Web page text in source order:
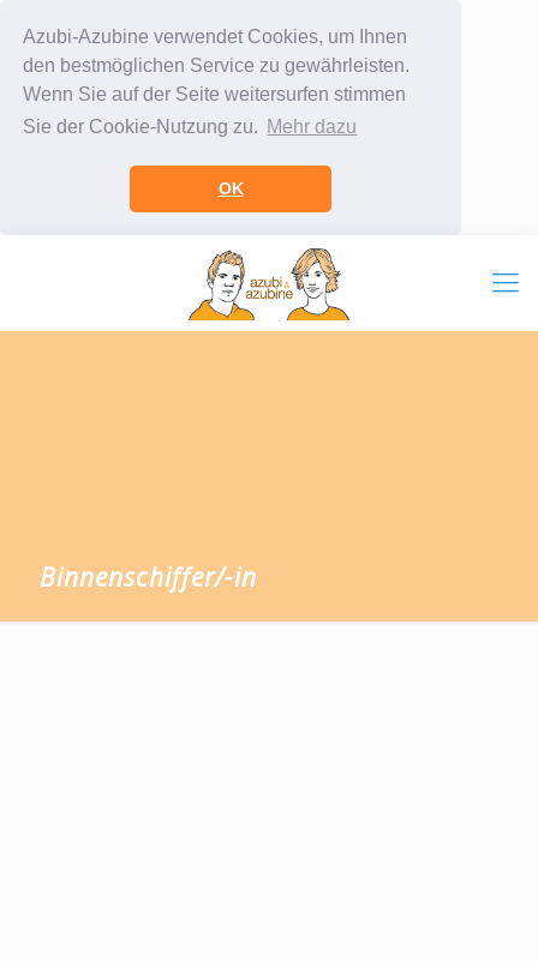
Azubi-Azubine verwendet Cookies, um Ihnen
den bestmöglichen Service zu gewährleisten.
Wenn Sie auf der Seite weitersurfen stimmen
Sie der Cookie-Nutzung zu. Mehr dazu
OK
Binnenschiffer/-in